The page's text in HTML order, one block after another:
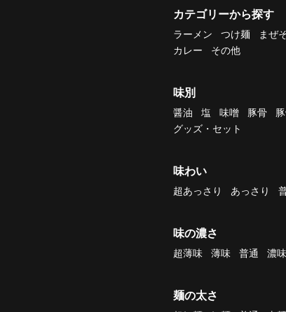
カテゴリーから探す
ラーメン つけ麺 まぜ
カレー
その他
味別
醤油 塩 味噌 豚骨
グッズ・セット
味わい
超あっさり あっさり
味の濃さ
超薄味 薄味 普通 濃味
麺の太さ